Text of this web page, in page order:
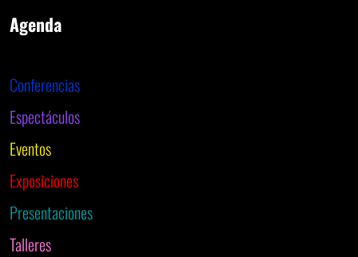
Agenda
Conferencias
Espectáculos
Eventos
Exposiciones
Presentaciones
Talleres